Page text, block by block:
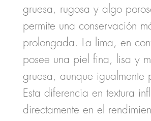
gruesa, rugosa y algo
permite una conservación
prolongada. La lima, en
posee una piel fina, lisa y
gruesa, aunque igualmente
Esta diferencia en textura
directamente en el